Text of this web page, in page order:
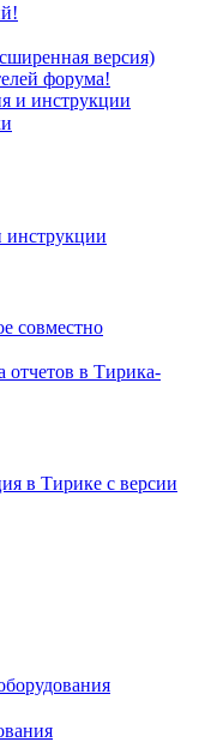
версия)
форума!
и инструкции
инструкции
совместно
отчетов в Тирика-
в Тирике с версии